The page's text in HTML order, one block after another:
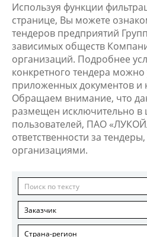
Используя функции
странице, Вы можете
тендеров предприятий
зависимых обществ
организаций. Подробнее
конкретного тендера можно
приложенных документов и
Обращаем внимание, что
размещен исключительно в
пользователей, ПАО
ответственности за
организациями.
Заказчик
Страна-регион